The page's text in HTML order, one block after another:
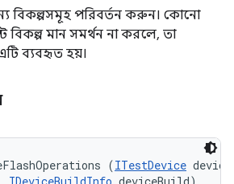
বিকল্পসমূহ পরিবর্তন করুন। কোনো
বিকল্প মান সমর্থন না করলে, তা
ব্যবহৃত হয়।
(ITestDevice